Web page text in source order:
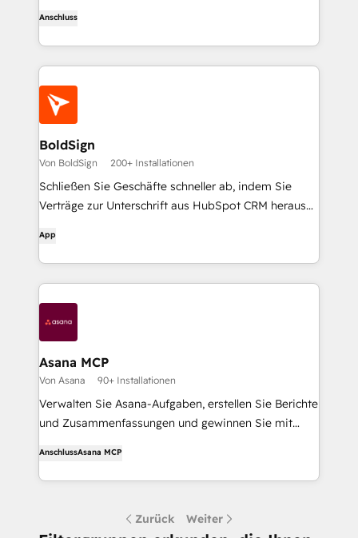
Anschluss
BoldSign
Von BoldSign 200+ Installationen
Schließen Sie Geschäfte schneller ab, indem Sie
Verträge zur Unterschrift aus HubSpot CRM heraus
kein manuelles Hochladen.
App
Asana MCP
Von Asana 90+ Installationen
Verwalten Sie Asana-Aufgaben, erstellen Sie Berichte
und Zusammenfassungen und gewinnen Sie mit
AnschlussAsana MCP
Zurück Weiter